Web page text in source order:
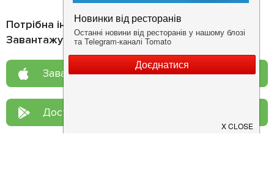
Потрібна інформація про заклад?
Завантажуйте додаток!
Завантажте у App Store
Доступно у